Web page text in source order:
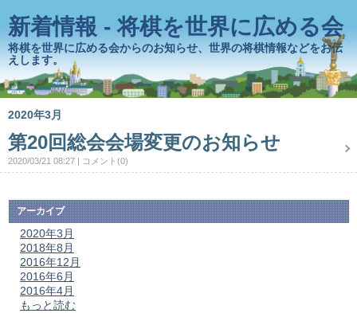
新着情報 - 将棋を世界に広める会
将棋を世界に広める会からのお知らせ、世界の将棋情報などをお伝
えします。
2020年3月
第20回総会会場変更のお知らせ
2020/03/21 08:27 コメント(0)
アーカイブ
2020年3月
2018年8月
2016年12月
2016年6月
2016年4月
もっと読む